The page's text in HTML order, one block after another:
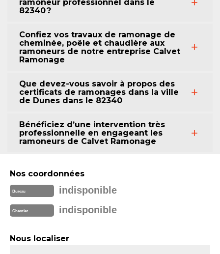
ramoneur professionnel dans le
82340 ?
Confiez vos travaux de ramonage de
cheminée, poêle et chaudière aux
ramoneurs de notre entreprise Calvet
Ramonage
Que devez-vous savoir à propos des
certificats de ramonages dans la ville
de Dunes dans le 82340
Bénéficiez d’une intervention très
professionnelle en engageant les
ramoneurs de Calvet Ramonage
Nos coordonnées
Bureau indisponible
Chantier indisponible
Nous localiser